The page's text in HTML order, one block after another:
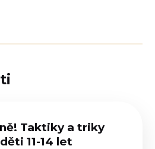
Taktiky a triky
11-14 let